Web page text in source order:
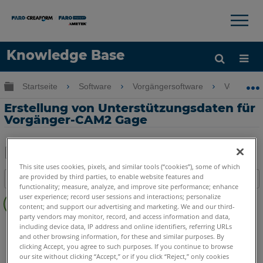
Knowledge Base
Sprache
×
Globale Hierarchie auf- und zuklappen
Startseite Software Vorgängersoftware
Erstellung von Unterstützungsdaten für
Vorgänger-CAM2 Gage
Als
PDF
speichern
Teilen
Inhaltsangabe
Keine
Header
Vorgängersoftware CAM2 Gage
This site uses cookies, pixels, and similar tools (“cookies”), some of which
are provided by third parties, to enable website features and
functionality; measure, analyze, and improve site performance; enhance
user experience; record user sessions and interactions; personalize
content; and support our advertising and marketing. We and our third-
party vendors may monitor, record, and access information and data,
including device data, IP address and online identifiers, referring URLs
and other browsing information, for these and similar purposes. By
clicking Accept, you agree to such purposes. If you continue to browse
our site without clicking “Accept,” or if you click “Reject,” only cookies